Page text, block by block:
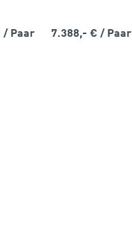
/ Paar 7.388,- €/ Paar